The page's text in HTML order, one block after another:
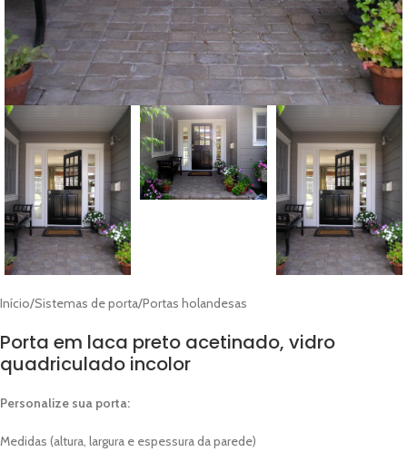
Início/Sistemas de porta/Portas holandesas
Porta em laca preto acetinado, vidro
quadriculado incolor
Personalize sua porta:
Medidas (altura, largura e espessura da parede)